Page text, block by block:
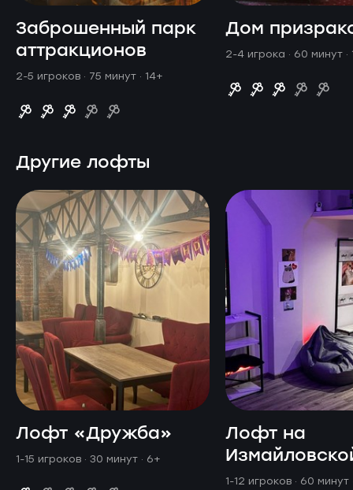
Заброшенный парк
аттракционов
2-5 игроков · 75 минут · 14+
Дом
2-4 игрока · 60 минут
Другие лофты
Лофт «Дружба»
1-15 игроков · 30 минут · 6+
Лофт на
1-12 игроков · 60 минут